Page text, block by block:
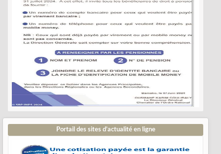
Portail des sites d’actualité en ligne